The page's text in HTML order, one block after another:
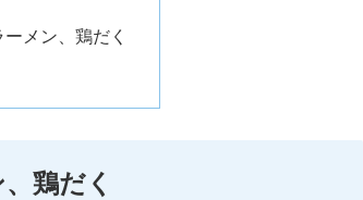
メン、鶏だく
鶏だく